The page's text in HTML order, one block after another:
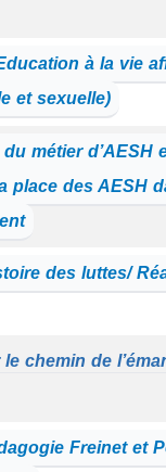
à la vie
et sexuelle)
du métier d’AESH
place des AESH
des luttes/
chemin de
Freinet et